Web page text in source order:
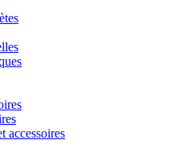
accessoires